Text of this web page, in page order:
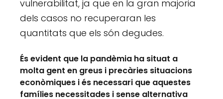
vulnerabilitat, ja que en la gran majoria
dels casos no recuperaran les
quantitats que els són degudes.
És evident que la pandèmia ha situat a
molta gent en greus i precàries situacions
econòmiques i és necessari que aquestes
famílies necessitades i sense alternativa